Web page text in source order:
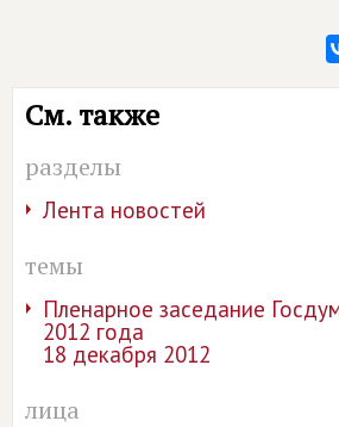
См. также
разделы
Лента новостей
темы
Пленарное заседание
2012 года
18 декабря 2012
лица